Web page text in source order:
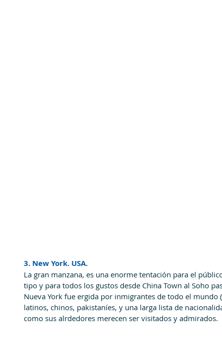
3. New York. USA.
La gran manzana, es una enorme tentación para el
tipo y para todos los gustos desde China Town al Soho
Nueva York fue ergida por inmigrantes de todo el mundo
latinos, chinos, pakistaníes, y una larga lista de
como sus alrdedores merecen ser visitados y admirados.